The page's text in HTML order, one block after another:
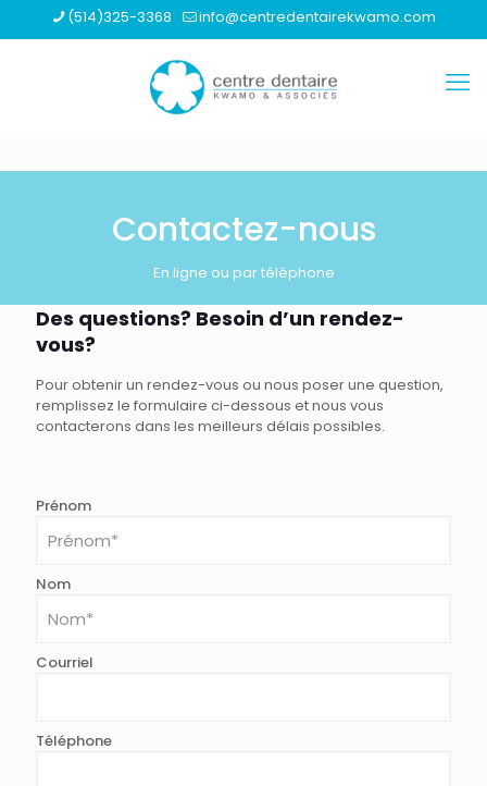
(514)325-3368 info@centredentairekwamo.com
Contactez-nous
En ligne ou par téléphone
Des questions? Besoin d’un rendez-
vous?
Pour obtenir un rendez-vous ou nous poser une question,
remplissez le formulaire ci-dessous et nous vous
contacterons dans les meilleurs délais possibles.
Prénom
Nom
Courriel
Téléphone